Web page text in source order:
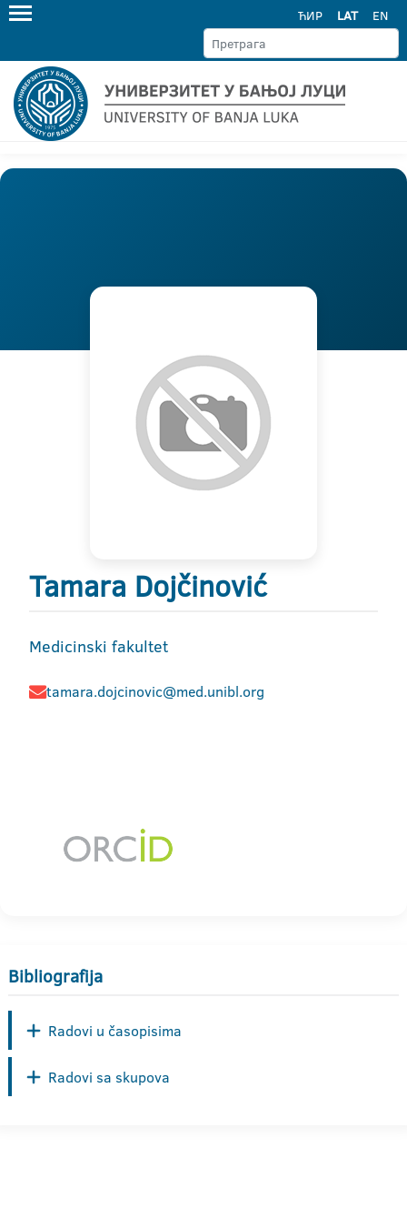
ЋИР LAT EN
Tamara Dojčinović
Medicinski fakultet
tamara.dojcinovic@med.unibl.org
Bibliografija
Radovi u časopisima
Radovi sa skupova